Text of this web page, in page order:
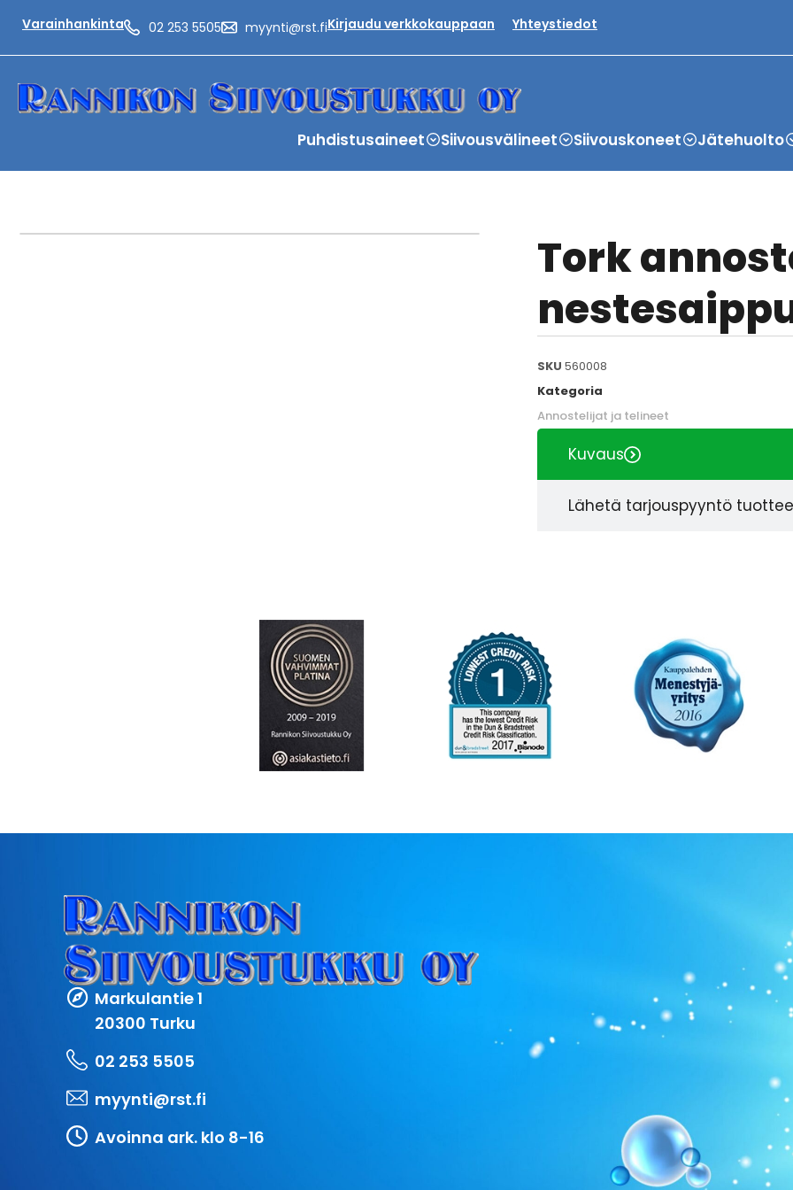
Varainhankinta 02 253 5505 myynti@rst.fiKirjaudu verkkokauppaan Yhteystiedot
Puhdistusaineet Siivousvälineet Siivouskoneet Jätehuolto
Tork
SKU 560008
Kategoria
Annostelijat ja telineet
Kuvaus
Lähetä tarjouspyyntö
Markulantie 1
20300 Turku
02 253 5505
myynti@rst.fi
Avoinna ark. klo 8-16